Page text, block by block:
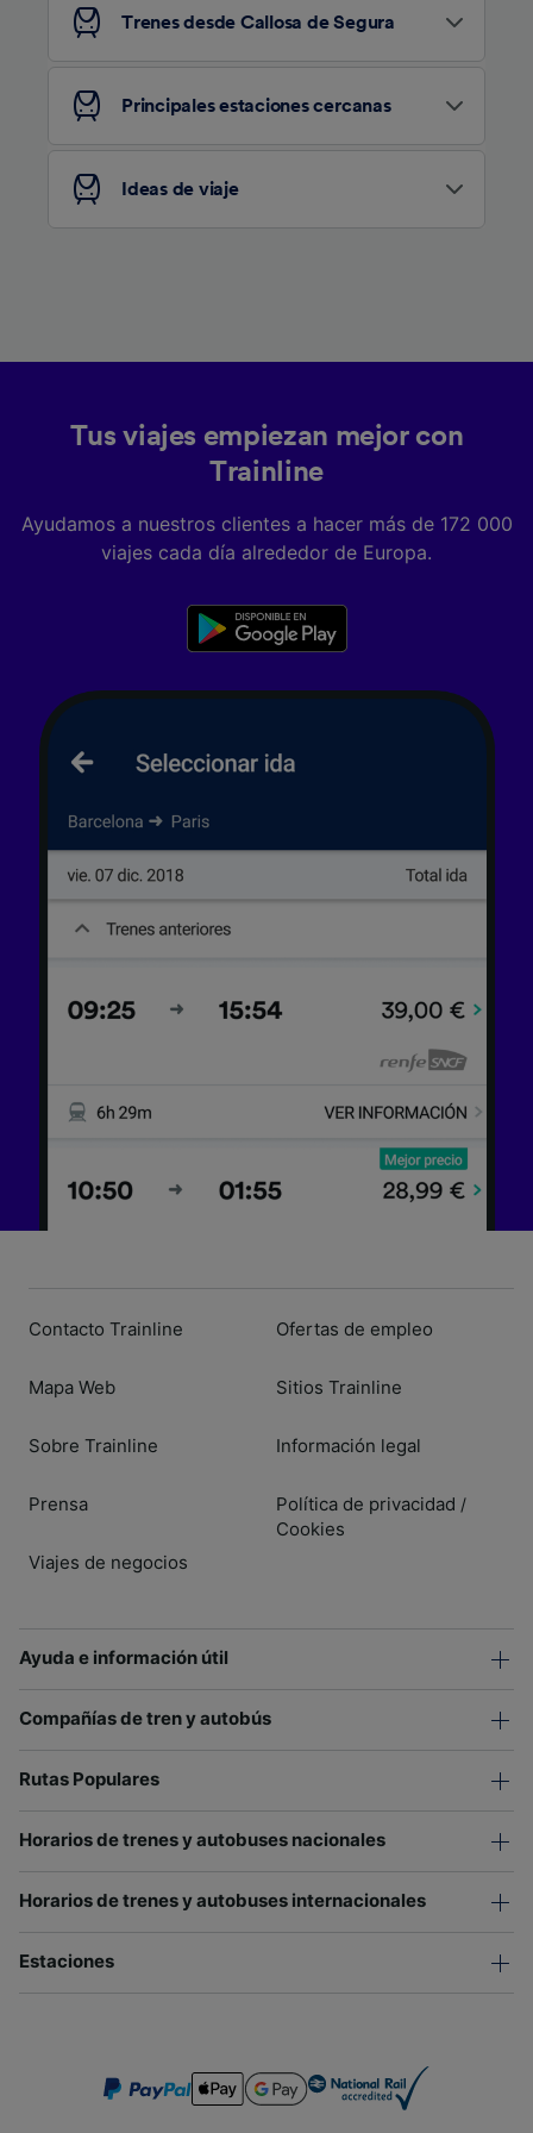
Trenes desde Callosa de Segura
Principales estaciones cercanas
Ideas de viaje
Tus viajes empiezan mejor con
Trainline
Ayudamos a nuestros clientes a hacer más de 172 000
viajes cada día alrededor de Europa.
Contacto Trainline
Mapa Web
Sobre Trainline
Prensa
Viajes de negocios
Ofertas de empleo
Sitios Trainline
Información legal
Política de privacidad /
Cookies
Ayuda e información útil
Compañías de tren y autobús
Rutas Populares
Horarios de trenes y autobuses nacionales
Horarios de trenes y autobuses internacionales
Estaciones